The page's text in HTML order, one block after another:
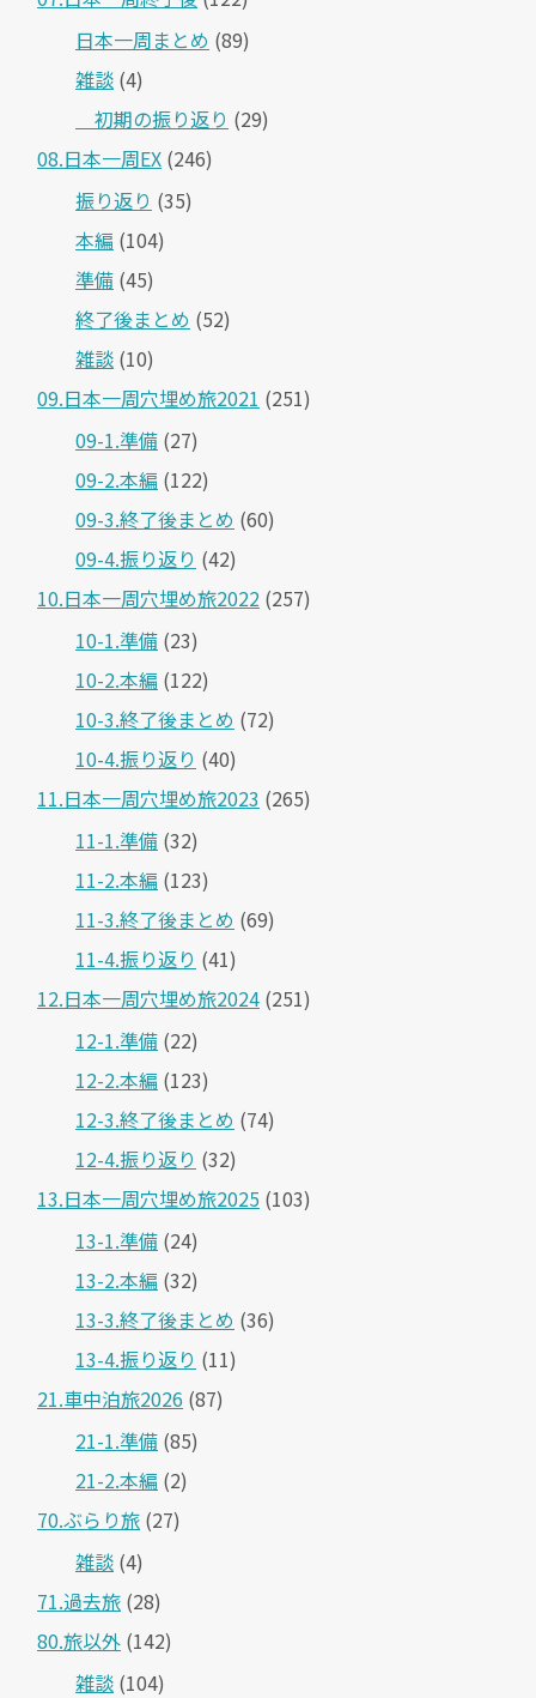
日本一周まとめ (89)
雑談 (4)
＿初期の振り返り (29)
08.日本一周EX (246)
振り返り (35)
本編 (104)
準備 (45)
終了後まとめ (52)
雑談 (10)
09.日本一周穴埋め旅2021 (251)
09-1.準備 (27)
09-2.本編 (122)
09-3.終了後まとめ (60)
09-4.振り返り (42)
10.日本一周穴埋め旅2022 (257)
10-1.準備 (23)
10-2.本編 (122)
10-3.終了後まとめ (72)
10-4.振り返り (40)
11.日本一周穴埋め旅2023 (265)
11-1.準備 (32)
11-2.本編 (123)
11-3.終了後まとめ (69)
11-4.振り返り (41)
12.日本一周穴埋め旅2024 (251)
12-1.準備 (22)
12-2.本編 (123)
12-3.終了後まとめ (74)
12-4.振り返り (32)
13.日本一周穴埋め旅2025 (103)
13-1.準備 (24)
13-2.本編 (32)
13-3.終了後まとめ (36)
13-4.振り返り (11)
21.車中泊旅2026 (87)
21-1.準備 (85)
21-2.本編 (2)
70.ぶらり旅 (27)
雑談 (4)
71.過去旅 (28)
80.旅以外 (142)
雑談 (104)